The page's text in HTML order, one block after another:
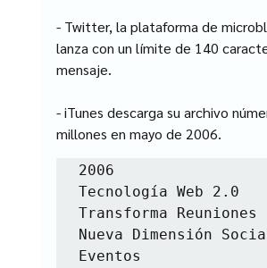
- Twitter, la plataforma de
lanza con un límite de 140
mensaje.
- iTunes descarga su archivo
millones en mayo de 2006.
2006
Tecnología Web 2.0
Transforma Reuniones
Nueva Dimensión
Eventos